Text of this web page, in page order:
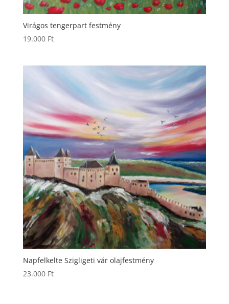
Virágos tengerpart festmény
19.000 Ft
Napfelkelte Szigligeti vár olajfestmény
23.000 Ft